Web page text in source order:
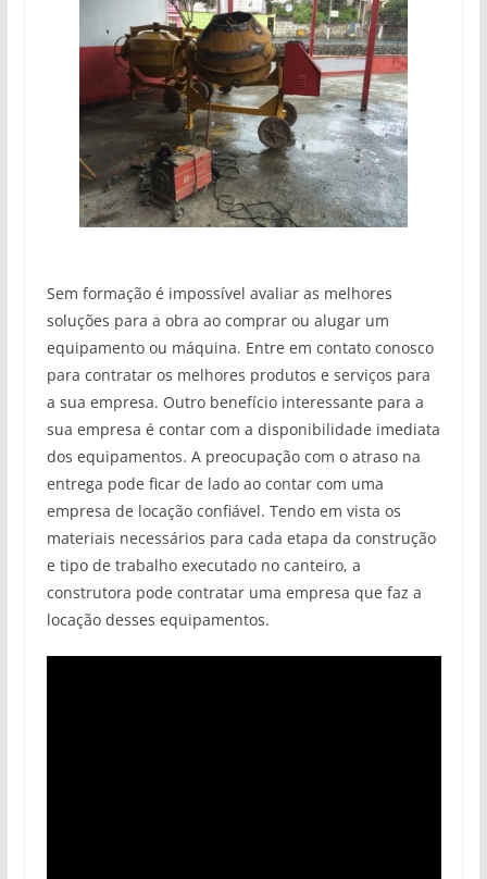
Sem formação é impossível avaliar as melhores
soluções para a obra ao comprar ou alugar um
equipamento ou máquina. Entre em contato conosco
para contratar os melhores produtos e serviços para
a sua empresa. Outro benefício interessante para a
sua empresa é contar com a disponibilidade imediata
dos equipamentos. A preocupação com o atraso na
entrega pode ficar de lado ao contar com uma
empresa de locação confiável. Tendo em vista os
materiais necessários para cada etapa da construção
e tipo de trabalho executado no canteiro, a
construtora pode contratar uma empresa que faz a
locação desses equipamentos.